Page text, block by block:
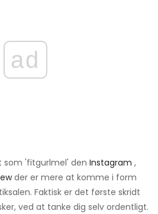
ad
som 'fitgurlmel' den Instagram ,
der er mere at komme i form
Faktisk er det første skridt
ved at tanke dig selv ordentligt.